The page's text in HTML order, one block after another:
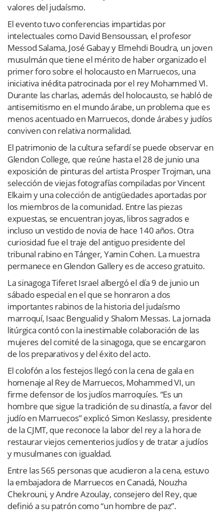
valores del judaísmo.
El evento tuvo conferencias impartidas por
intelectuales como David Bensoussan, el profesor
Messod Salama, José Gabay y Elmehdi Boudra, un joven
musulmán que tiene el mérito de haber organizado el
primer foro sobre el holocausto en Marruecos, una
iniciativa inédita patrocinada por el rey Mohammed VI.
Durante las charlas, además del holocausto, se habló de
antisemitismo en el mundo árabe, un problema que es
menos acentuado en Marruecos, donde árabes y judíos
conviven con relativa normalidad.
El patrimonio de la cultura sefardí se puede observar en
Glendon College, que reúne hasta el 28 de junio una
exposición de pinturas del artista Prosper Trojman, una
selección de viejas fotografías compiladas por Vincent
Elkaim y una colección de antigüedades aportadas por
los miembros de la comunidad. Entre las piezas
expuestas, se encuentran joyas, libros sagrados e
incluso un vestido de novia de hace 140 años. Otra
curiosidad fue el traje del antiguo presidente del
tribunal rabino en Tánger, Yamin Cohen. La muestra
permanece en Glendon Gallery es de acceso gratuito.
La sinagoga Tiferet Israel albergó el día 9 de junio un
sábado especial en el que se honraron a dos
importantes rabinos de la historia del judaísmo
marroquí, Isaac Bengualid y Shalom Messas. La jornada
litúrgica contó con la inestimable colaboración de las
mujeres del comité de la sinagoga, que se encargaron
de los preparativos y del éxito del acto.
El colofón a los festejos llegó con la cena de gala en
homenaje al Rey de Marruecos, Mohammed VI, un
firme defensor de los judíos marroquíes. “Es un
hombre que sigue la tradición de su dinastía, a favor del
judío en Marruecos” explicó Simon Keslassy, presidente
de la CJMT, que reconoce la labor del rey a la hora de
restaurar viejos cementerios judíos y de tratar a judíos
y musulmanes con igualdad.
Entre las 565 personas que acudieron a la cena, estuvo
la embajadora de Marruecos en Canadá, Nouzha
Chekrouni, y Andre Azoulay, consejero del Rey, que
definió a su patrón como “un hombre de paz”.